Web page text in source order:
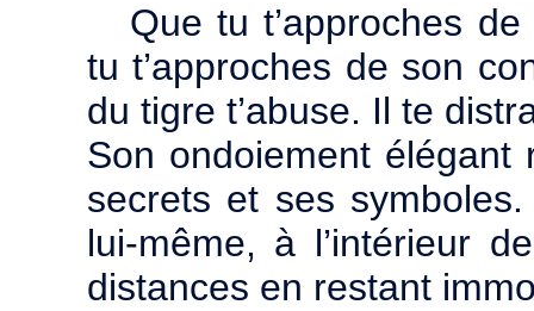
Que tu t’approches
tu t’approches de son
du tigre t’abuse. Il te
Son ondoiement élégant
secrets et ses
lui-même, à l’intérieur
distances en restant